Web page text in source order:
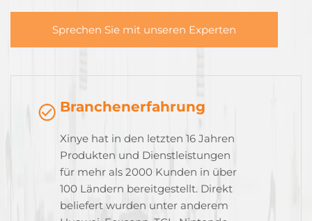
Sprechen Sie mit unseren Experten
Branchenerfahrung
Xinye hat in den letzten 16 Jahren
Produkten und Dienstleistungen
für mehr als 2000 Kunden in über
100 Ländern bereitgestellt. Direkt
beliefert wurden unter anderem